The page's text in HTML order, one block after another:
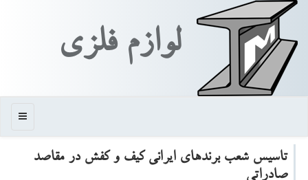
لوازم فلزی
منو
تاسیس شعب برندهای ایرانی كیف و كفش در مقاصد
صادراتی